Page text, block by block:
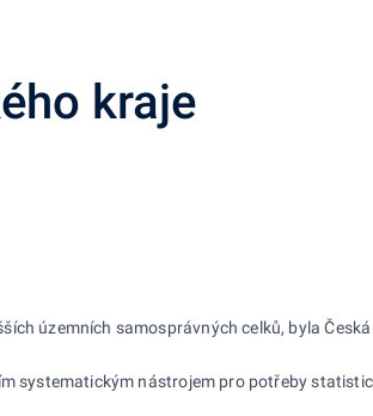
kraje
územních samosprávných celků, byla
systematickým nástrojem pro potřeby